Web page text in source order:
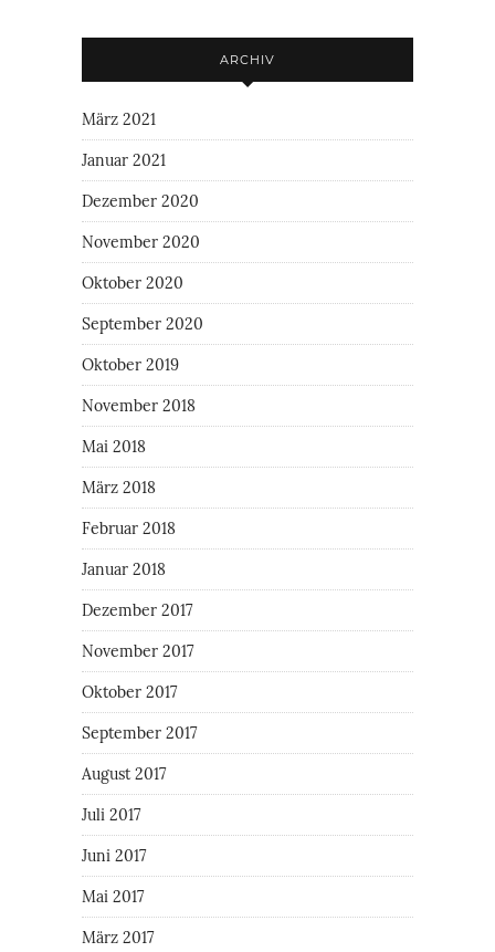
ARCHIV
März 2021
Januar 2021
Dezember 2020
November 2020
Oktober 2020
September 2020
Oktober 2019
November 2018
Mai 2018
März 2018
Februar 2018
Januar 2018
Dezember 2017
November 2017
Oktober 2017
September 2017
August 2017
Juli 2017
Juni 2017
Mai 2017
März 2017